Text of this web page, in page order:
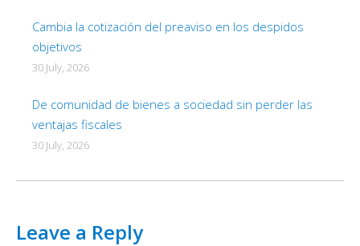
Cambia la cotización del preaviso en los despidos
objetivos
30 July, 2026
De comunidad de bienes a sociedad sin perder las
ventajas fiscales
30 July, 2026
Leave a Reply